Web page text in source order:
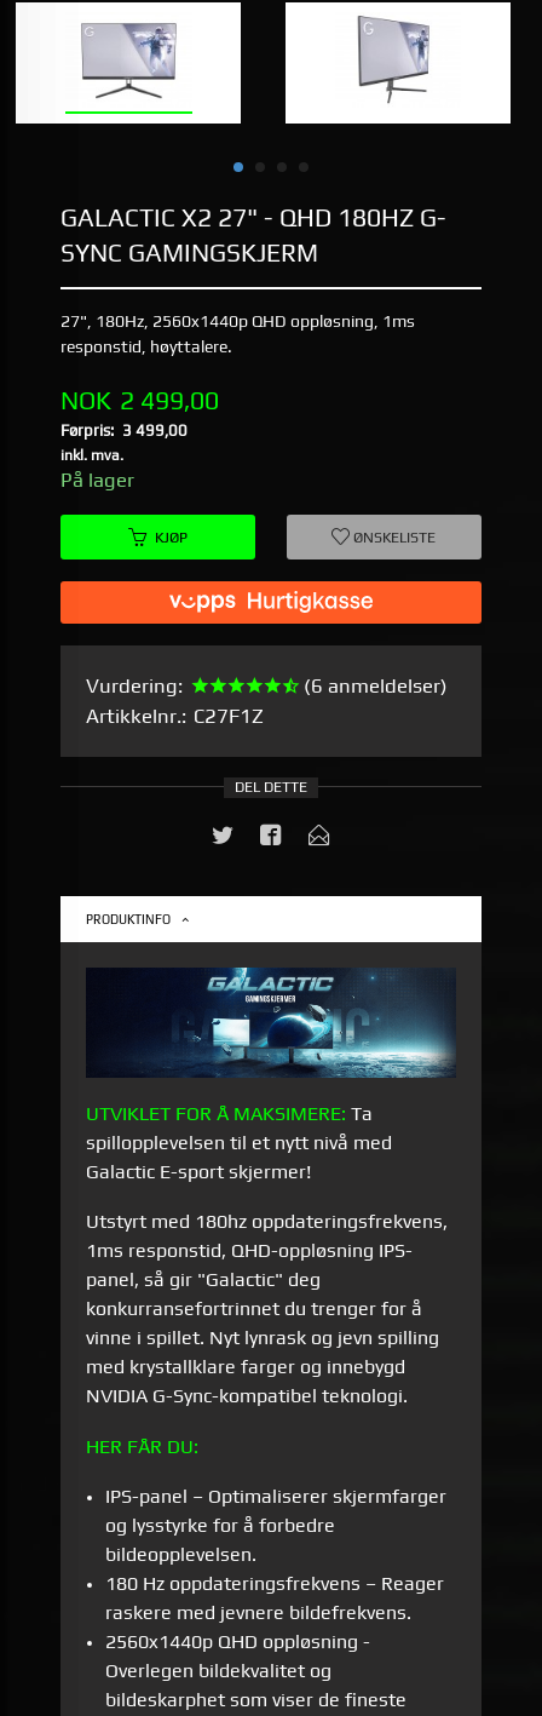
GALACTIC X2 27" - QHD 180HZ G-
SYNC GAMINGSKJERM
27", 180Hz, 2560x1440p QHD oppløsning, 1ms
responstid, høyttalere.
Tilbud
NOK 2 499,00
Førpris: 3 499,00
Rabatt
inkl. mva.
På lager
KJØP ØNSKELISTE
Vurdering:
(6 anmeldelser)
Artikkelnr.: C27F1Z
DEL DETTE
PRODUKTINFO
UTVIKLET FOR Å MAKSIMERE: Ta
spillopplevelsen til et nytt nivå med
Galactic E-sport skjermer!
Utstyrt med 180hz oppdateringsfrekvens,
1ms responstid, QHD-oppløsning IPS-
panel, så gir "Galactic" deg
konkurransefortrinnet du trenger for å
vinne i spillet. Nyt lynrask og jevn spilling
med krystallklare farger og innebygd
NVIDIA G-Sync-kompatibel teknologi.
HER FÅR DU:
IPS-panel – Optimaliserer skjermfarger
og lysstyrke for å forbedre
bildeopplevelsen.
180 Hz oppdateringsfrekvens – Reager
raskere med jevnere bildefrekvens.
2560x1440p QHD oppløsning -
Overlegen bildekvalitet og
bildeskarphet som viser de fineste